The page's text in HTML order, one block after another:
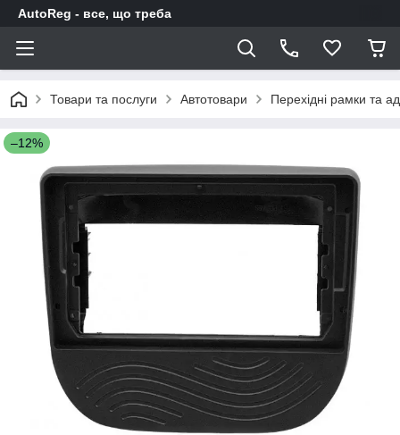
AutoReg - все, що треба
Товари та послуги Автотовари Перехідні рамки та
–12%